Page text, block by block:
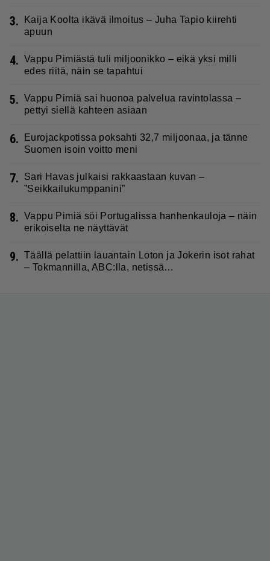
3.
Kaija Koolta ikävä ilmoitus – Juha Tapio kiirehti
apuun
4. Vappu Pimiästä tuli miljoonikko – eikä yksi milli
edes riitä, näin se tapahtui
5. Vappu Pimiä sai huonoa palvelua ravintolassa –
pettyi siellä kahteen asiaan
6.
Eurojackpotissa poksahti 32,7 miljoonaa, ja tänne
Suomen isoin voitto meni
7.
Sari Havas julkaisi rakkaastaan kuvan –
”Seikkailukumppanini”
8. Vappu Pimiä söi Portugalissa hanhenkauloja – näin
erikoiselta ne näyttävät
9. Täällä pelattiin lauantain Loton ja Jokerin isot rahat
– Tokmannilla, ABC:lla, netissä…